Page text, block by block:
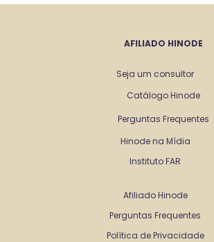
AFILIADO HINODE
Seja um consultor
Catálogo Hinode
Perguntas Frequentes
Hinode na Mídia
Instituto FAR
Afiliado Hinode
Perguntas Frequentes
Política de Privacidade